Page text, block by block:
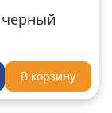
черный
В корзину